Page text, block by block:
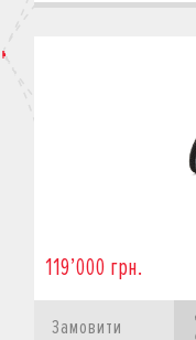
119’000 грн.
Замовити